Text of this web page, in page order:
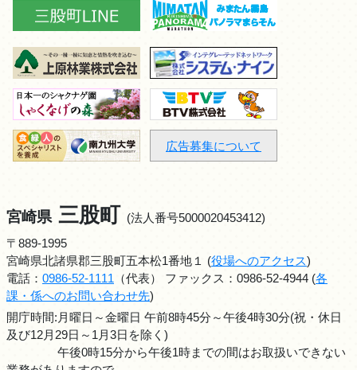
広告募集について
宮崎県 三股町 (法人番号5000020453412)
〒889-1995
宮崎県北諸県郡三股町五本松1番地１ (役場へのアクセス)
電話： 0986-52-1111 （代表） ファックス：0986-52-4944 (各
課・係へのお問い合わせ先)
開庁時間:月曜日～金曜日 午前8時45分～午後4時30分(祝・休日
及び12月29日～1月3日を除く)
午後0時15分から午後1時までの間はお取扱いできない